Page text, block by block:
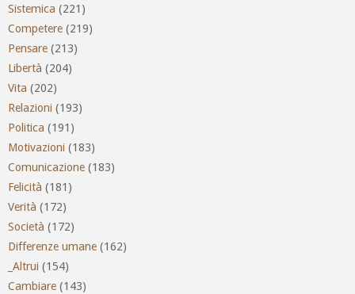
Sistemica (221)
Competere (219)
Pensare (213)
Libertà (204)
Vita (202)
Relazioni (193)
Politica (191)
Motivazioni (183)
Comunicazione (183)
Felicità (181)
Verità (172)
Società (172)
Differenze umane (162)
_Altrui (154)
Cambiare (143)